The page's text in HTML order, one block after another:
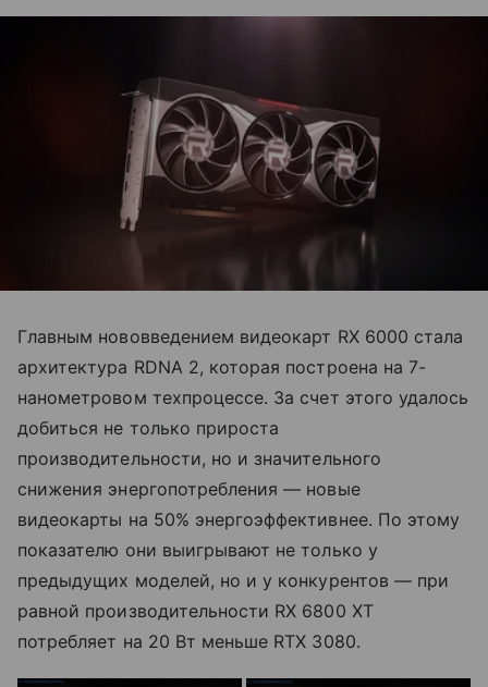
Главным нововведением видеокарт RX 6000 стала
архитектура RDNA 2, которая построена на 7-
нанометровом техпроцессе. За счет этого удалось
добиться не только прироста
производительности, но и значительного
снижения энергопотребления — новые
видеокарты на 50% энергоэффективнее. По этому
показателю они выигрывают не только у
предыдущих моделей, но и у конкурентов — при
равной производительности RX 6800 XT
потребляет на 20 Вт меньше RTX 3080.